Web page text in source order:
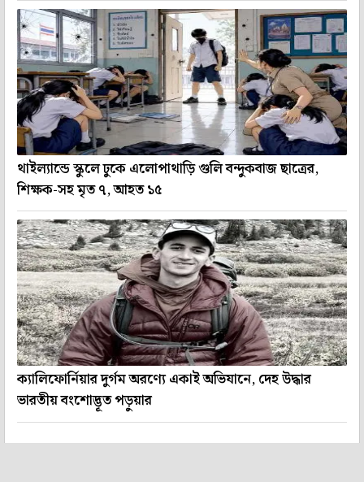
থাইল্যান্ডে স্কুলে ঢুকে এলোপাথাড়ি গুলি বন্দুকবাজ ছাত্রের,
শিক্ষক-সহ মৃত ৭, আহত ১৫
ক্যালিফোর্নিয়ার দুর্গম অরণ্যে একাই অভিযানে, দেহ উদ্ধার
ভারতীয় বংশোদ্ভূত পড়ুয়ার